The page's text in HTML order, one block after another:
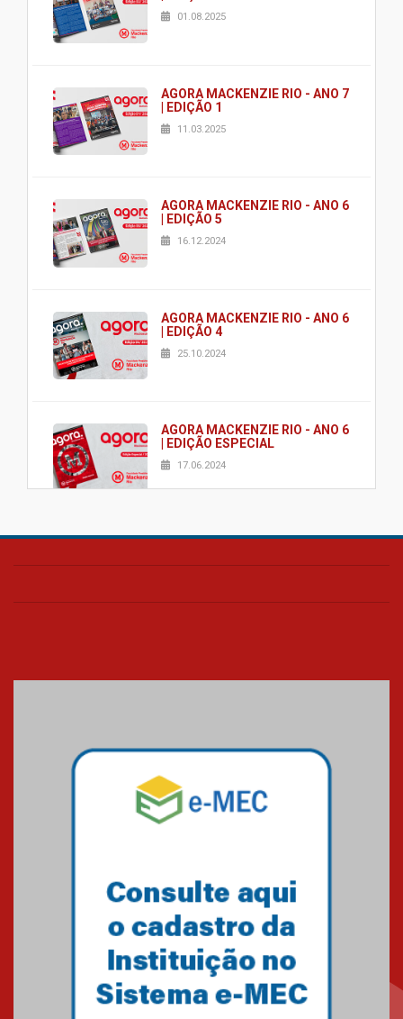
01.08.2025
AGORA MACKENZIE RIO - ANO 7
| EDIÇÃO 1
11.03.2025
AGORA MACKENZIE RIO - ANO 6
| EDIÇÃO 5
16.12.2024
AGORA MACKENZIE RIO - ANO 6
| EDIÇÃO 4
25.10.2024
AGORA MACKENZIE RIO - ANO 6
| EDIÇÃO ESPECIAL
17.06.2024
AGORA MACKENZIE RIO - ANO 6
MÁXIMA no MEC
01.11.2023
A HISTÓRIA DA FACULDADE
PRESBITERIANA MACKENZIE
RIO ATÉ À SUA NOVA UNIDADE,
EM BOTAFOGO
Novo E-book do Mackenzie Rio